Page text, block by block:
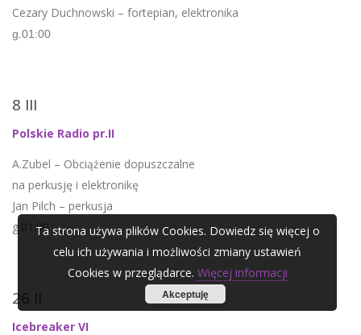
Cezary Duchnowski – fortepian, elektronika
g.01:00
8 III
Polskie Radio pr.II
A.Zubel – Obciążenie dopuszczalne
na perkusję i elektronikę
Jan Pilch – perkusja
g.01:00
26 II
Icebreaker VI
Ta strona używa plików Cookies. Dowiedz się więcej o
celu ich używania i możliwości zmiany ustawień
Cookies w przeglądarce. Więcej informacji
Akceptuję